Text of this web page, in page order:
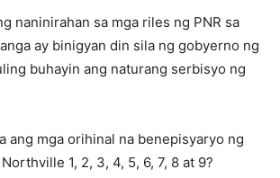
naninirahan sa mga riles ng PNR sa
ay binigyan din sila ng gobyerno ng
buhayin ang naturang serbisyo ng
ang mga orihinal na benepisyaryo ng
1, 2, 3, 4, 5, 6, 7, 8 at 9?